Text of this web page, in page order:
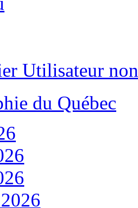
Utilisateur
du Québec